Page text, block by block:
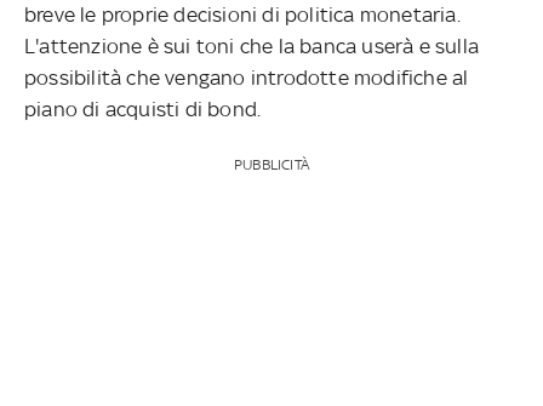
breve le proprie decisioni di politica monetaria.
L'attenzione è sui toni che la banca userà e sulla
possibilità che vengano introdotte modifiche al
piano di acquisti di bond.
PUBBLICITÀ